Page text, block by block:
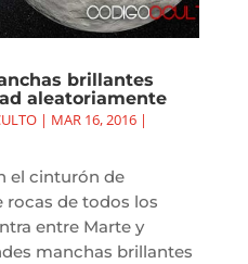
brillantes
aleatoriamente
| MAR 16, 2016|
el cinturón de
rocas de todos los
entre Marte y
manchas brillantes